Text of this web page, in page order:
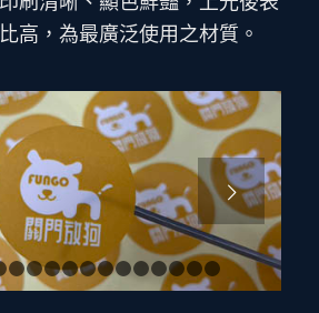
一頁
1 2 3 4 5 67 891011 121314
高，為最廣泛使用之材質。